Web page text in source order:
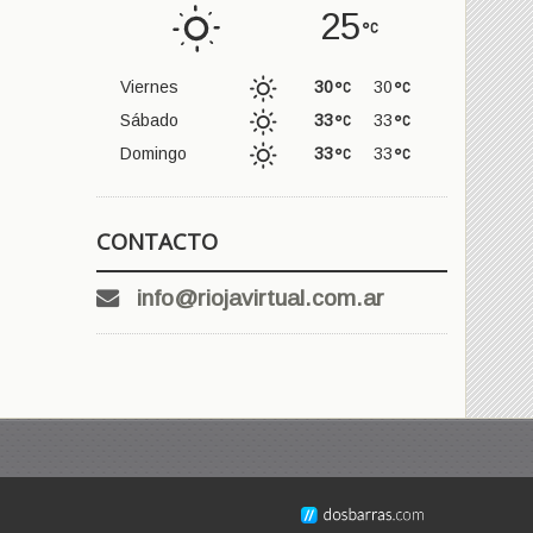
25
Viernes 30
30
Sábado
33
33
Domingo
33
33
CONTACTO
info@riojavirtual.com.ar